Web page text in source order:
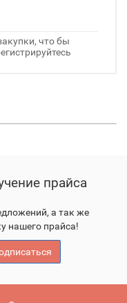
что бы
прайса
а так же
нашего прайса!